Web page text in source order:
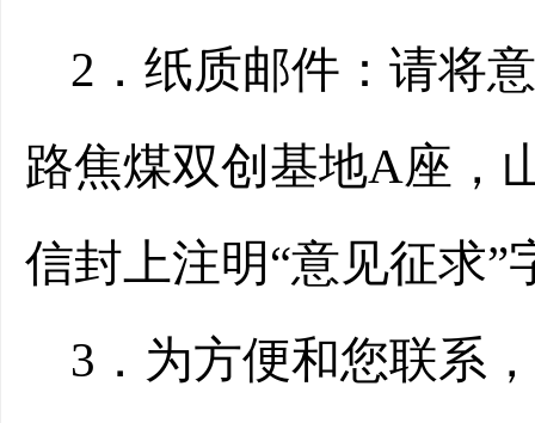
2．纸质邮件：请将
路焦煤双创基地A座，
信封上注明“意见征求”
3．为方便和您联系